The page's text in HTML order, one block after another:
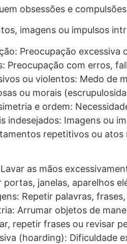
obsessões e
imagens ou impulsos
Preocupação excessiva
Preocupação com erros,
ou violentos: Medo de
ou morais
e ordem:
indesejados: Imagens ou
repetitivos ou atos
as mãos
janelas, aparelhos
Repetir palavras,
Arrumar objetos de
repetir frases ou revisar
(hoarding): Dificuldade